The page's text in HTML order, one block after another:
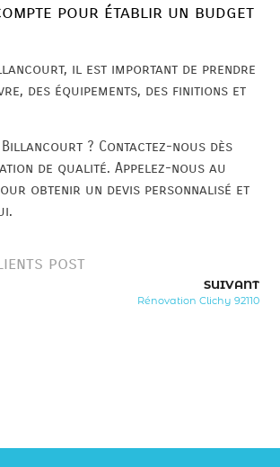
pour établir un budget
il est important de prendre
des équipements, des finitions et
? Contactez-nous dès
de qualité. Appelez-nous au
obtenir un devis personnalisé et
post
SUIVANT
Rénovation Clichy 92110